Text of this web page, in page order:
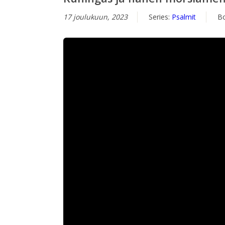
17 joulukuun, 2023 Series: Psalmit